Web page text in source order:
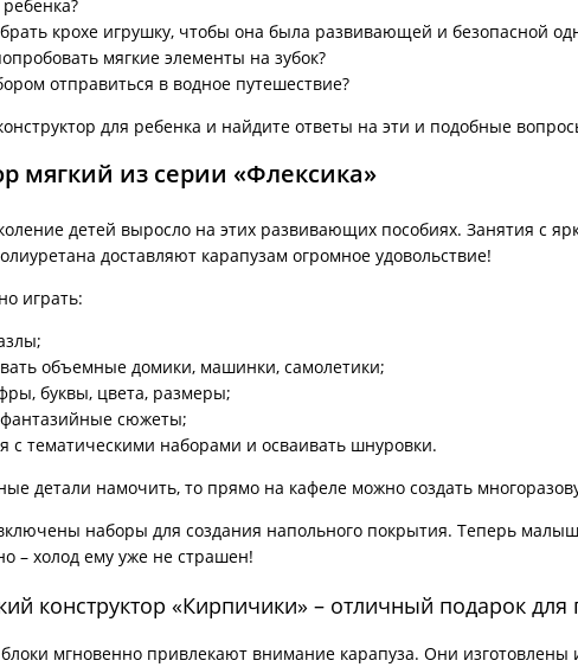
крохе игрушку, чтобы она была развивающей и безопасной
мягкие элементы на зубок?
отправиться в водное путешествие?
для ребенка и найдите ответы на эти и подобные
мягкий из серии «Флексика»
детей выросло на этих развивающих пособиях. Занятия с
доставляют карапузам огромное удовольствие!
играть:
объемные домики, машинки, самолетики;
буквы, цвета, размеры;
фантазийные сюжеты;
с тематическими наборами и осваивать шнуровки.
детали намочить, то прямо на кафеле можно создать
наборы для создания напольного покрытия. Теперь
– холод ему уже не страшен!
конструктор «Кирпичики» – отличный подарок
мгновенно привлекают внимание карапуза. Они изготовлены